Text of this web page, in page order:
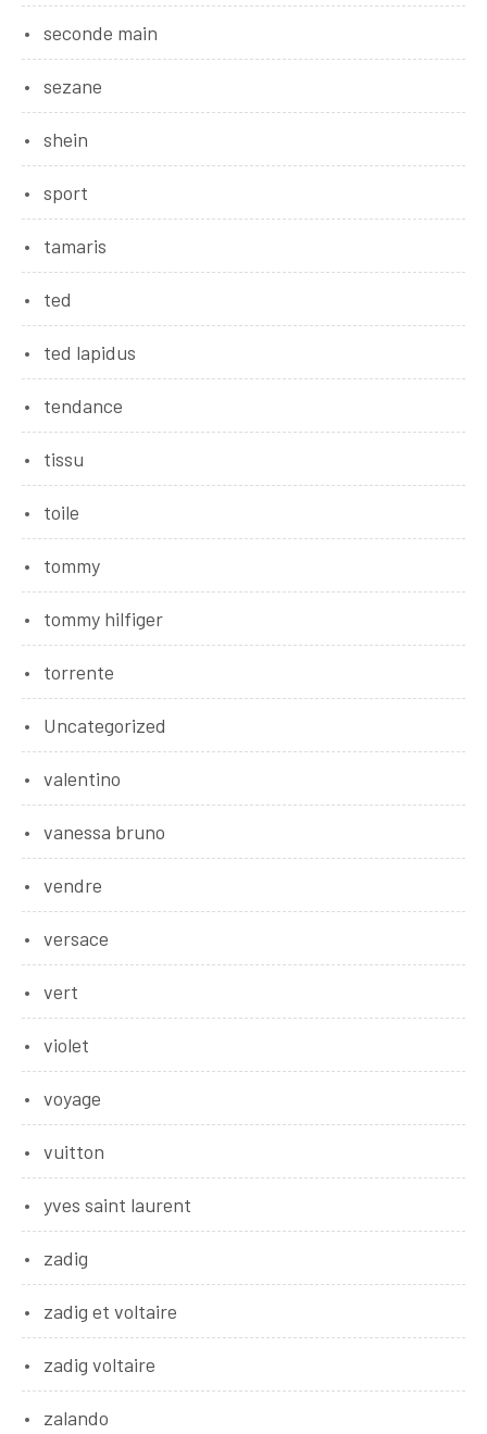
seconde main
sezane
shein
sport
tamaris
ted
ted lapidus
tendance
tissu
toile
tommy
tommy hilfiger
torrente
Uncategorized
valentino
vanessa bruno
vendre
versace
vert
violet
voyage
vuitton
yves saint laurent
zadig
zadig et voltaire
zadig voltaire
zalando